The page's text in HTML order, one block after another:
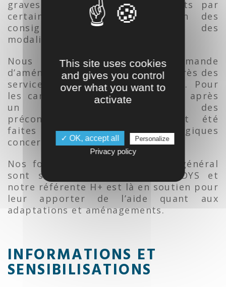
graves : adaptation des supports par
certains formateurs, adaptation des
consignes, des exercices et des
modalités de CCF.
Nous aidons à la demande
d’aménagements aux examens auprès des
services de l’Education Nationale. Pour
les candidats de la session 2020, après
un entretien individualisé, des
préconisations d’adaptation ont été
faites auprès des équipes pédagogiques
concernées.
Nos formateurs d’enseignement général
sont sensibilisés aux troubles DYS et
notre référente H+ est là en soutien pour
leur apporter de l’aide quant aux
adaptations et aménagements.
INFORMATIONS ET
SENSIBILISATIONS
This site uses cookies
and gives you control
over what you want to
activate
✓ OK, accept all Personalize
Privacy policy